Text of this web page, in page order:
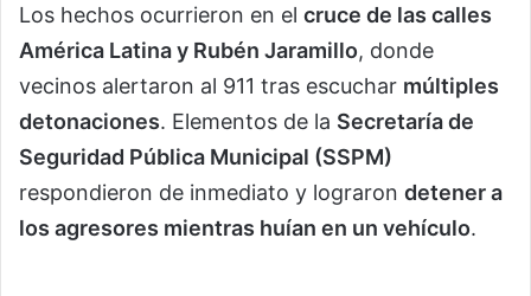
Los hechos ocurrieron en el cruce de las calles
América Latina y Rubén Jaramillo, donde
vecinos alertaron al 911 tras escuchar múltiples
detonaciones. Elementos de la Secretaría de
Seguridad Pública Municipal (SSPM)
respondieron de inmediato y lograron detener a
los agresores mientras huían en un vehículo.